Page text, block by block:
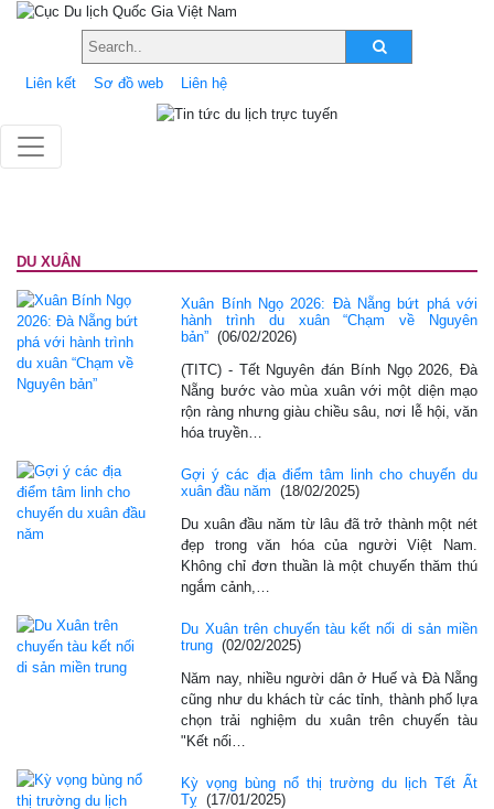
Liên kết Sơ đồ web Liên hệ
DU XUÂN
Xuân Bính Ngọ 2026: Đà Nẵng bứt phá với
hành trình du xuân “Chạm về Nguyên
bản” (06/02/2026)
(TITC) - Tết Nguyên đán Bính Ngọ 2026, Đà
Nẵng bước vào mùa xuân với một diện mạo
rộn ràng nhưng giàu chiều sâu, nơi lễ hội, văn
hóa truyền…
Gợi ý các địa điểm tâm linh cho chuyến du
xuân đầu năm
(18/02/2025)
Du xuân đầu năm từ lâu đã trở thành một nét
đẹp trong văn hóa của người Việt Nam.
Không chỉ đơn thuần là một chuyến thăm thú
ngắm cảnh,…
Du Xuân trên chuyến tàu kết nối di sản miền
trung (02/02/2025)
Năm nay, nhiều người dân ở Huế và Đà Nẵng
cũng như du khách từ các tỉnh, thành phố lựa
chọn trải nghiệm du xuân trên chuyến tàu
"Kết nối…
Kỳ vọng bùng nổ thị trường du lịch Tết Ất
Tỵ (17/01/2025)